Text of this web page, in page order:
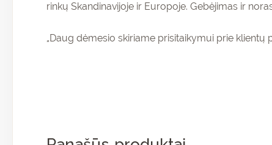
rinkų Skandinavijoje ir Europoje. Gebėjimas ir
„Daug dėmesio skiriame prisitaikymui prie klientų